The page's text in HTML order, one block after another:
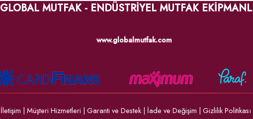
GLOBAL MUTFAK - ENDÜSTRİYEL MUTFAK
www.globalmutfak.com
İletişim | Müşteri Hizmetleri | Garanti ve Destek | İade ve Değişim | Gizlilik Politikası